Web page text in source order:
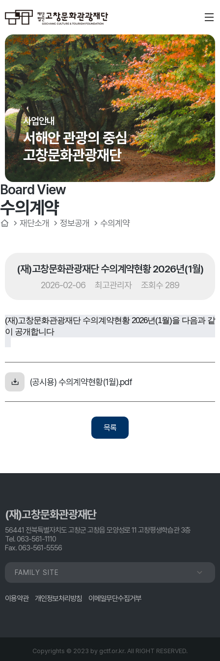
사업안내
서해안 관광의 중심
고창문화관광재단
Board View
수의계약
재단소개 정보공개 수의계약
(재)고창문화관광재단 수의계약현황 2026년(1월)
2026-02-06 최고관리자 조회수 289
(재)고창문화관광재단 수의계약현황 2026년(1월)을 다음과 같
이 공개합니다
(공시용) 수의계약현황(1월).pdf
목록
(재)고창문화관광재단
56441 전북특별자치도 고창군 고창읍 모양성로 11 고창평생학습관 3층
Tel. 063-561-1110
Fax. 063-561-5556
FAMILY SITE
이용약관 개인정보처리방침 이메일무단수집거부
Copyrights © 2023 by gctf.or.kr. All RIGHT RESERVED.